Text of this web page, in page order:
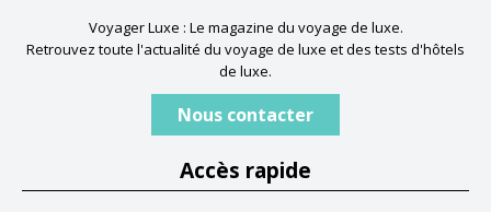
Voyager Luxe : Le magazine du voyage de luxe.
Retrouvez toute l'actualité du voyage de luxe et des tests d'hôtels
de luxe.
Nous contacter
Accès rapide